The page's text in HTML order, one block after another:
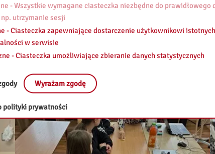
- Wszystkie wymagane ciasteczka niezbędne do prawidłowego
utrzymanie sesji
- Ciasteczka zapewniające dostarczenie użytkownikowi istotnych
w serwisie
- Ciasteczka umożliwiające zbieranie danych statystycznych
Wyrażam zgodę
polityki prywatności